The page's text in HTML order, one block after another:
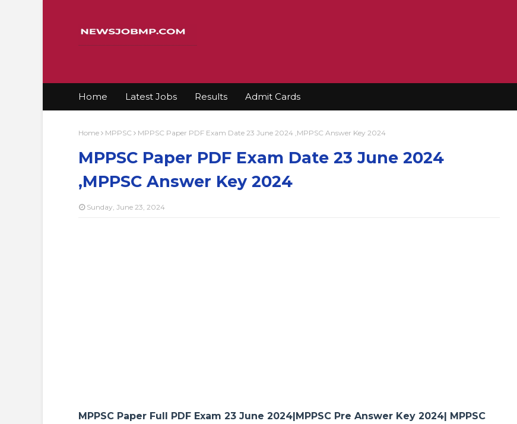
Home Latest Jobs Results Admit Cards
Home MPPSC MPPSC Paper PDF Exam Date 23 June 2024 ,MPPSC Answer Key 2024
MPPSC Paper PDF Exam Date 23 June 2024
,MPPSC Answer Key 2024
Sunday, June 23, 2024
MPPSC Paper Full PDF Exam 23 June 2024|MPPSC Pre Answer Key 2024| MPPSC